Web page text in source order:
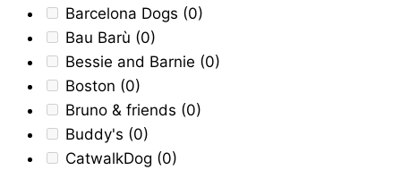
Barcelona Dogs (0)
Bau Barù (0)
Bessie and Barnie (0)
Boston (0)
Bruno & friends (0)
Buddy's (0)
CatwalkDog (0)